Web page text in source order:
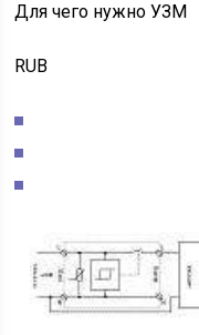
Для чего нужно УЗМ
RUB